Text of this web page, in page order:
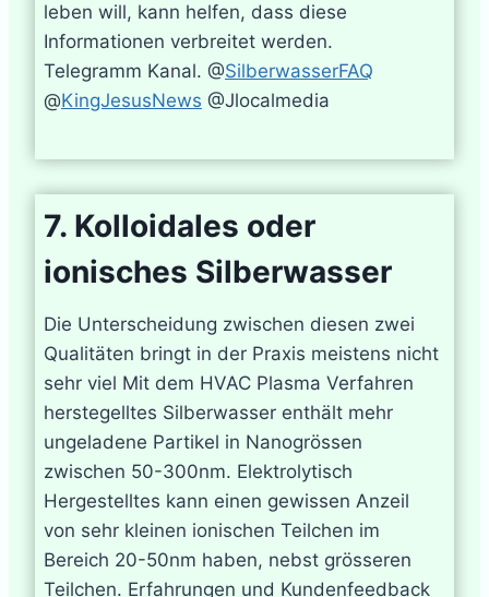
leben will, kann helfen, dass diese
Informationen verbreitet werden.
Telegramm Kanal. @SilberwasserFAQ
@KingJesusNews @Jlocalmedia
7. Kolloidales oder
ionisches Silberwasser
Die Unterscheidung zwischen diesen zwei
Qualitäten bringt in der Praxis meistens nicht
sehr viel Mit dem HVAC Plasma Verfahren
herstegelltes Silberwasser enthält mehr
ungeladene Partikel in Nanogrössen
zwischen 50-300nm. Elektrolytisch
Hergestelltes kann einen gewissen Anzeil
von sehr kleinen ionischen Teilchen im
Bereich 20-50nm haben, nebst grösseren
Teilchen. Erfahrungen und Kundenfeedback